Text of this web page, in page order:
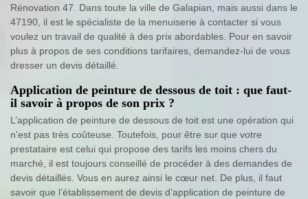
Rénovation 47. Dans toute la ville de Galapian, mais aussi dans le
47190, il est le spécialiste de la menuiserie à contacter si vous
voulez un travail de qualité à des prix abordables. Pour en savoir
plus à propos de ses conditions tarifaires, demandez-lui de vous
dresser un devis détaillé.
Application de peinture de dessous de toit : que faut-
il savoir à propos de son prix ?
L’application de peinture de dessous de toit est une opération qui
n’est pas très coûteuse. Toutefois, pour être sur que votre
prestataire est celui qui propose des tarifs les moins chers du
marché, il est toujours conseillé de procéder à des demandes de
devis détaillés. Vous en aurez ainsi le cœur net. De plus, il faut
savoir que l’établissement de devis d’application de peinture de